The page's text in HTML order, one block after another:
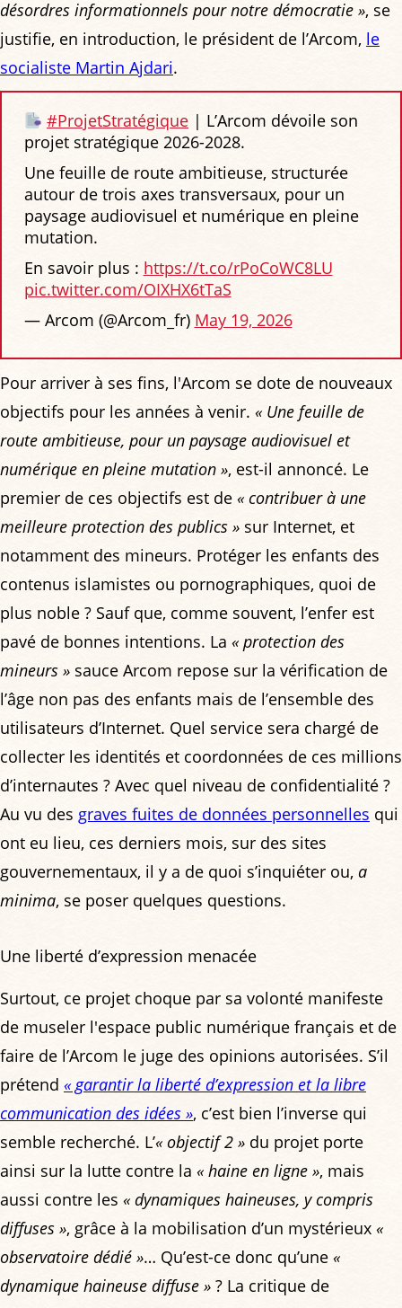
désordres informationnels pour notre démocratie », se
justifie, en introduction, le président de l’Arcom, le
socialiste Martin Ajdari.
#ProjetStratégique | L’Arcom dévoile son
projet stratégique 2026-2028.
Une feuille de route ambitieuse, structurée
autour de trois axes transversaux, pour un
paysage audiovisuel et numérique en pleine
mutation.
En savoir plus : https://t.co/rPoCoWC8LU
pic.twitter.com/OIXHX6tTaS
— Arcom (@Arcom_fr) May 19, 2026
Pour arriver à ses fins, l'Arcom se dote de nouveaux
objectifs pour les années à venir. « Une feuille de
route ambitieuse, pour un paysage audiovisuel et
numérique en pleine mutation », est-il annoncé. Le
premier de ces objectifs est de « contribuer à une
meilleure protection des publics » sur Internet, et
notamment des mineurs. Protéger les enfants des
contenus islamistes ou pornographiques, quoi de
plus noble ? Sauf que, comme souvent, l’enfer est
pavé de bonnes intentions. La « protection des
mineurs » sauce Arcom repose sur la vérification de
l’âge non pas des enfants mais de l’ensemble des
utilisateurs d’Internet. Quel service sera chargé de
collecter les identités et coordonnées de ces millions
d’internautes ? Avec quel niveau de confidentialité ?
Au vu des graves fuites de données personnelles qui
ont eu lieu, ces derniers mois, sur des sites
gouvernementaux, il y a de quoi s’inquiéter ou, a
minima, se poser quelques questions.
Une liberté d’expression menacée
Surtout, ce projet choque par sa volonté manifeste
de museler l'espace public numérique français et de
faire de l’Arcom le juge des opinions autorisées. S’il
prétend « garantir la liberté d’expression et la libre
communication des idées », c’est bien l’inverse qui
semble recherché. L’« objectif 2 » du projet porte
ainsi sur la lutte contre la « haine en ligne », mais
aussi contre les « dynamiques haineuses, y compris
diffuses », grâce à la mobilisation d’un mystérieux «
observatoire dédié »… Qu’est-ce donc qu’une «
dynamique haineuse diffuse » ? La critique de